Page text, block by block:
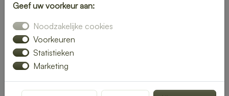
in Kampen en geniet van verse gerechten op jouw
gewenste locatie. Van kleurrijke salades tot knapperige
broodjes – wij bezorgen jouw lunch vers en op tijd.
Plaats eenvoudig je bestelling online en laat je verrassen
door smaak en kwaliteit.
Mogen wij jouw lunch verzorgen?
Geef uw voorkeur aan:
Noodzakelijke cookies
Voorkeuren
Statistieken
Marketing